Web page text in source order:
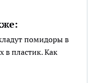
помидоры в
пластик. Как